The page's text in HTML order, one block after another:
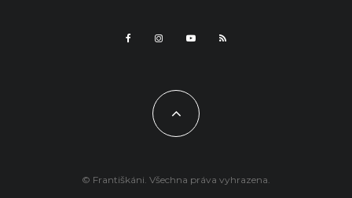
© Františkáni. Všechna práva vyhrazena.